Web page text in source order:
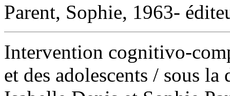
Parent, Sophie, 1963-
Intervention cognitivo-
et des adolescents / sous la